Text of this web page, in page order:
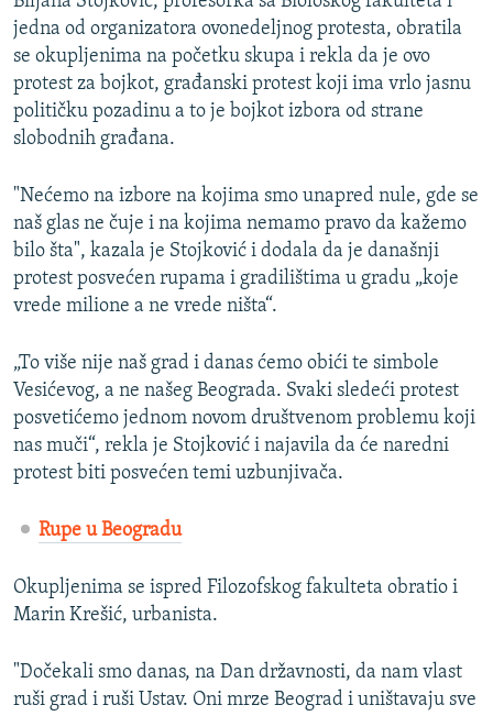
SVE KARTE DEJTONA
NASTANAK I RASPAD JUGOSLAVIJE
jedna od organizatora ovonedeljnog protesta, obratila
se okupljenima na početku skupa i rekla da je ovo
protest za bojkot, građanski protest koji ima vrlo jasnu
političku pozadinu a to je bojkot izbora od strane
slobodnih građana.
"Nećemo na izbore na kojima smo unapred nule, gde se
naš glas ne čuje i na kojima nemamo pravo da kažemo
bilo šta", kazala je Stojković i dodala da je današnji
protest posvećen rupama i gradilištima u gradu „koje
vrede milione a ne vrede ništa“.
„To više nije naš grad i danas ćemo obići te simbole
Vesićevog, a ne našeg Beograda. Svaki sledeći protest
posvetićemo jednom novom društvenom problemu koji
nas muči“, rekla je Stojković i najavila da će naredni
protest biti posvećen temi uzbunjivača.
Rupe u Beogradu
Okupljenima se ispred Filozofskog fakulteta obratio i
Marin Krešić, urbanista.
"Dočekali smo danas, na Dan državnosti, da nam vlast
ruši grad i ruši Ustav. Oni mrze Beograd i uništavaju sve